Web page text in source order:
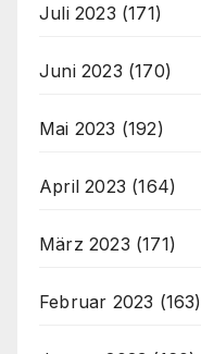
Juli 2023 (171)
Juni 2023 (170)
Mai 2023 (192)
April 2023 (164)
März 2023 (171)
Februar 2023 (163)